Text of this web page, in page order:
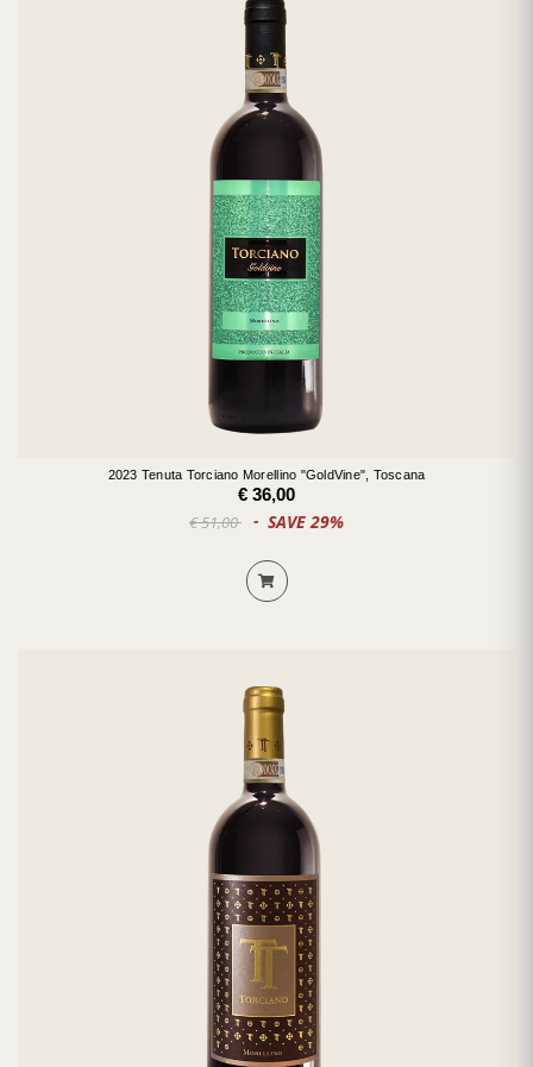
2023 Tenuta Torciano Morellino "GoldVine", Toscana
€ 36,00
€ 51,00 SAVE 29%